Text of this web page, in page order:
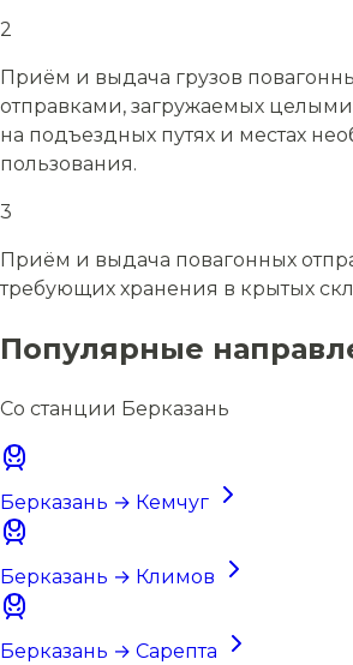
2
Приём и выдача грузов
отправками, загружаемых целыми
на подъездных путях и местах
пользования.
3
Приём и выдача повагонных
требующих хранения в крытых
Популярные
Со станции Берказань
Берказань → Кемчуг
Берказань → Климов
Берказань → Сарепта